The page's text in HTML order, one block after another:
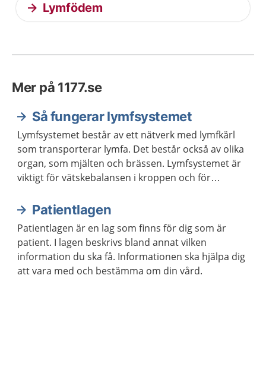
Lymfödem
Mer på 1177.se
Så fungerar lymfsystemet
Lymfsystemet består av ett nätverk med lymfkärl
som transporterar lymfa. Det består också av olika
organ, som mjälten och brässen. Lymfsystemet är
viktigt för vätskebalansen i kroppen och för
Patientlagen
Patientlagen är en lag som finns för dig som är
patient. I lagen beskrivs bland annat vilken
information du ska få. Informationen ska hjälpa dig
att vara med och bestämma om din vård.